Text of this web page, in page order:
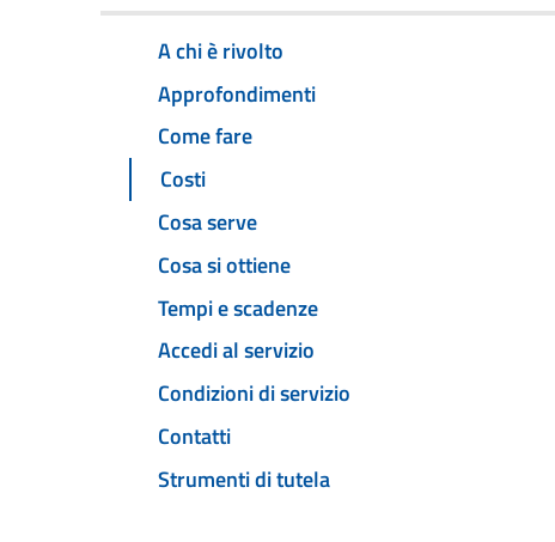
A chi è rivolto
Approfondimenti
Come fare
Costi
Cosa serve
Cosa si ottiene
Tempi e scadenze
Accedi al servizio
Condizioni di servizio
Contatti
Strumenti di tutela